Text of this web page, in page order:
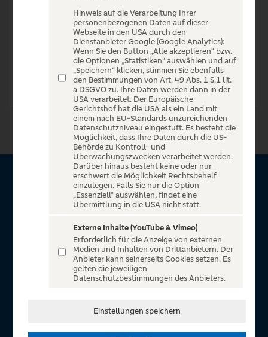
Zur Startseite
Über VR Entertain
für alle Kunden der Volksbanken Raiffeisenbanken. Auf
unserem einzigartigen Portal finden Sie Tickets für
atemberaubende Konzerte, Musicals und Shows, die
Fußball-Bundesliga sowie die Champions League und die
In Zusammenarbeit mit
Hinweis auf die Verarbeitung Ihrer
personenbezogenen Daten auf dieser
Webseite in den USA durch den
Dienstanbieter Google (Google Analytics):
Wenn Sie den Button „Alle akzeptieren“ bzw.
die Optionen „Statistiken“ auswählen und auf
„Speichern“ klicken, stimmen Sie ebenfalls
den Bestimmungen von Art. 49 Abs. 1 S.1 lit.
a DSGVO zu. Ihre Daten werden dann in der
USA verarbeitet. Der Europäische
Gerichtshof hat die USA als ein Land mit
einem nach EU-Standards unzureichenden
Datenschutzniveau eingestuft. Es besteht die
Möglichkeit, dass Ihre Daten durch die US-
Behörde zu Kontroll- und
Überwachungszwecken verarbeitet werden.
Darüber hinaus besteht keine oder nur
erschwert die Möglichkeit Rechtsbehelf
einzulegen. Falls Sie nur die Option
„Essenziell“ auswählen, findet eine
Übermittlung in die USA nicht statt.
Externe Inhalte (YouTube & Vimeo)
Erforderlich für die Anzeige von externen
Medien und Inhalten von Drittanbietern. Der
Anbieter kann seinerseits Cookies setzen. Es
gelten die jeweiligen
Datenschutzbestimmungen des Anbieters.
Einstellungen speichern